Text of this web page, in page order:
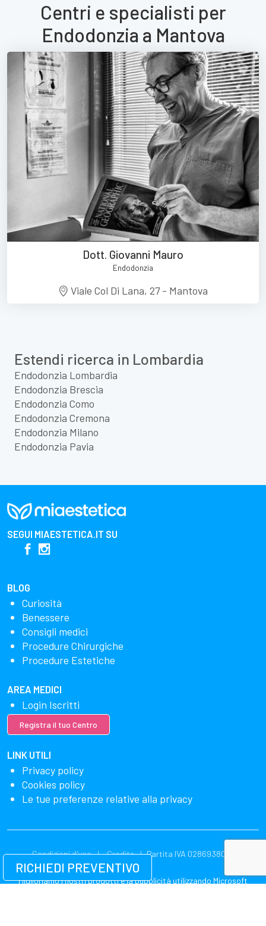
Centri e specialisti per
Endodonzia a Mantova
Dott. Giovanni Mauro
Endodonzia
Viale Col Di Lana, 27 - Mantova
Estendi ricerca in Lombardia
Endodonzia Lombardia
Endodonzia Brescia
Endodonzia Como
Endodonzia Cremona
Endodonzia Milano
Endodonzia Pavia
SEGUI MIAESTETICA.IT SU
BLOG
Curiosità
Benessere
Consigli medici
Procedure Chirurgiche
Procedure Estetiche
AREA MEDICI
Login Iscritti
Registra il tuo Centro
LINK UTILI
Privacy policy
Cookies policy
Le tue preferenze relative alla privacy
Condizioni d'uso Credits Partita IVA 02869380549
Miglioriamo i nostri prodotti e la pubblicità utilizzando Microsoft
RICHIEDI PREVENTIVO